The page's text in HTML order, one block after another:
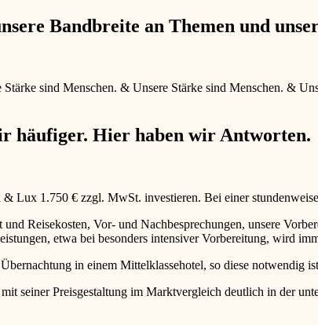
Bandbreite an Themen und
Stärke sind Menschen. & Unsere Stärke sind Menschen. &
häufiger. Hier haben wir Antworten.
& Lux 1.750 € zzgl. MwSt. investieren. Bei einer
Reisekosten, Vor- und Nachbesprechungen, unsere
etwa bei besonders intensiver Vorbereitung, wird
in einem Mittelklassehotel, so diese notwendig
seiner Preisgestaltung im Marktvergleich deutlich in der